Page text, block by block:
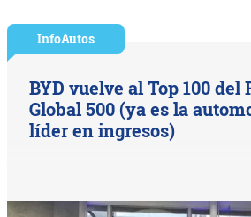
InfoAutos
BYD vuelve al Top 100 del
Global 500 (ya es la
líder en ingresos)